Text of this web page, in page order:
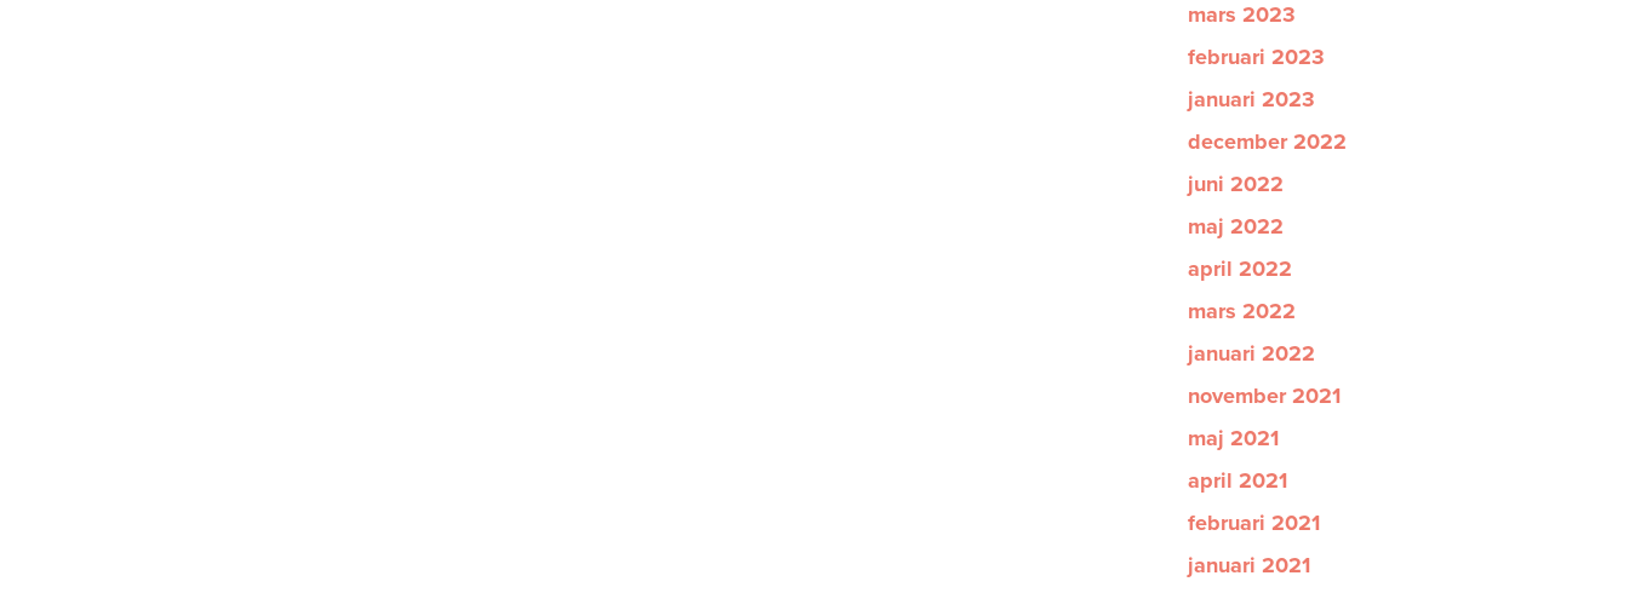
mars 2023
februari 2023
januari 2023
december 2022
juni 2022
maj 2022
april 2022
mars 2022
januari 2022
november 2021
maj 2021
april 2021
februari 2021
januari 2021